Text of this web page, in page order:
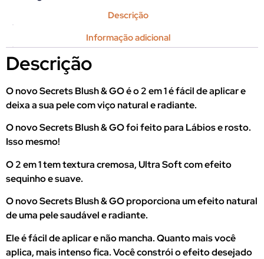
Descrição
Informação adicional
Descrição
O novo Secrets Blush & GO é o 2 em 1 é fácil de aplicar e
deixa a sua pele com viço natural e radiante.
O novo Secrets Blush & GO foi feito para Lábios e rosto.
Isso mesmo!
O 2 em 1 tem textura cremosa, Ultra Soft com efeito
sequinho e suave.
O novo Secrets Blush & GO proporciona um efeito natural
de uma pele saudável e radiante.
Ele é fácil de aplicar e não mancha. Quanto mais você
aplica, mais intenso fica. Você constrói o efeito desejado